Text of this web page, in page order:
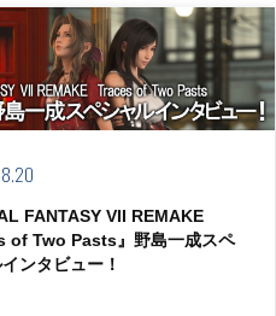
FANTASY VII REMAKE
of Two Pasts』野島一成スペ
ンタビュー！